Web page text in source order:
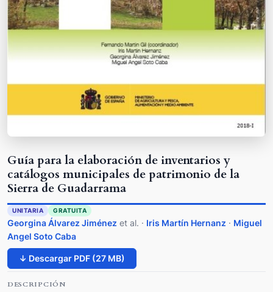
Guía para la elaboración de inventarios y
catálogos municipales de patrimonio de la
Sierra de Guadarrama
UNITARIA GRATUITA
Georgina Álvarez Jiménez et al. · Iris Martín Hernanz · Miguel
Angel Soto Caba
↓ Descargar PDF (27 MB)
DESCRIPCIÓN